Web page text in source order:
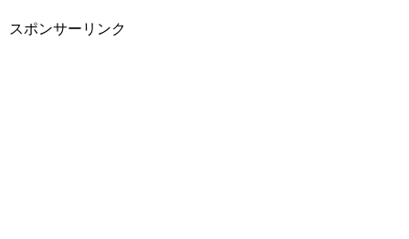
スポンサーリンク